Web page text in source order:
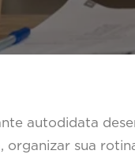
autodidata
organizar sua